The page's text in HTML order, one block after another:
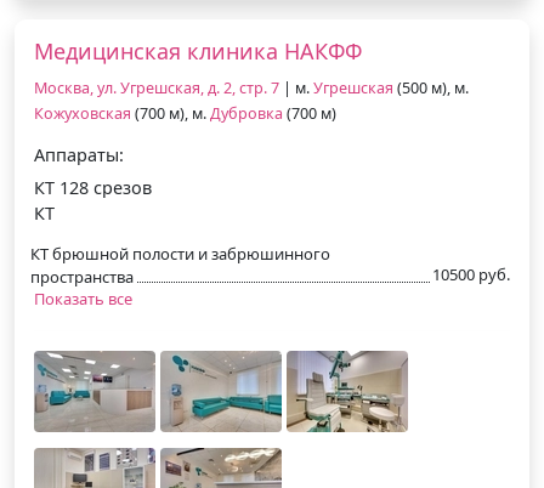
Медицинская клиника НАКФФ
Москва, ул. Угрешская, д. 2, стр. 7 | м.Угрешская (500 м), м.
Кожуховская (700 м), м.Дубровка (700 м)
Аппараты:
КТ 128 срезов
КТ
КТ брюшной полости и забрюшинного
пространства
10500 руб.
Показать все